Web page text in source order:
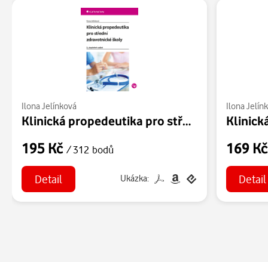
Ilona Jelínková
Klinická propedeutika pro střední zdravotnické školy
195 Kč / 312 bodů
Detail Ukázka:
Ilona
169
Detail